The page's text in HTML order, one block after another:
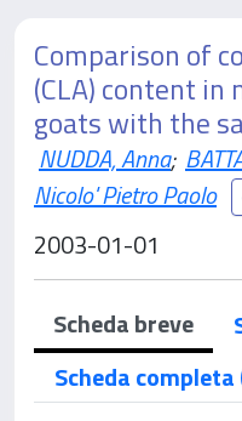
Comparison of
(CLA) content in
goats with the
NUDDA, Anna;
Nicolo' Pietro Paolo
2003-01-01
Scheda breve
Scheda completa